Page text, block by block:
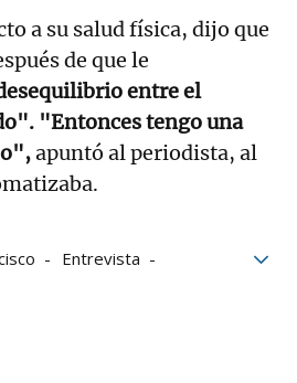
a su salud física, dijo que
de que le
entre el
"Entonces tengo una
apuntó al periodista, al
Entrevista